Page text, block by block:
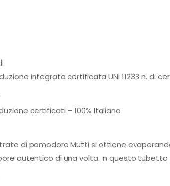
integrata certificata UNI 11233 n. di
certificati – 100% Italiano
di pomodoro Mutti si ottiene
autentico di una volta. In questo tubetto